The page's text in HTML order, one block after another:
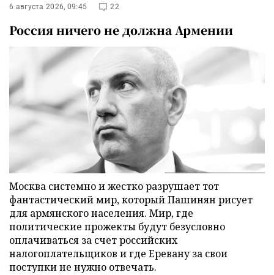
6 августа 2026, 09:45 22
Россия ничего не должна Армении
Москва системно и жестко разрушает тот
фантастический мир, который Пашинян рисует
для армянского населения. Мир, где
политические прожекты будут безусловно
оплачиваться за счет российских
налогоплательщиков и где Еревану за свои
поступки не нужно отвечать.